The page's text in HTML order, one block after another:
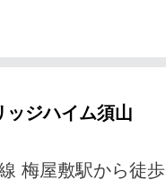
ッジハイム須山
梅屋敷駅から徒